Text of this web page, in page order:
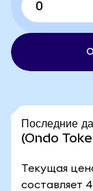
Последние
(Ondo
Текущая
составляет